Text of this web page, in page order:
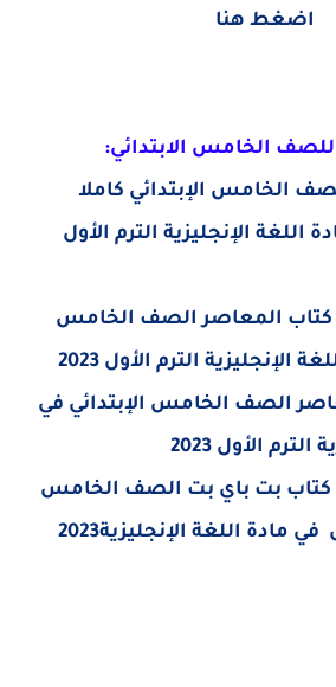
اضغط هنا
الخامس الابتدائي:
الخامس الإبتدائي كاملا
الإنجليزية الترم الأول
كتاب المعاصر الصف الخامس
الإنجليزية الترم الأول 2023
الصف الخامس الإبتدائي في
الأول 2023
كتاب بت باي بت الصف الخامس
في مادة اللغة الإنجليزية2023